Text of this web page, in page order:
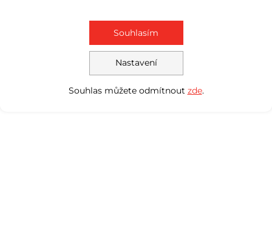
Nastavení
Souhlasím
Souhlas můžete odmítnout zde.